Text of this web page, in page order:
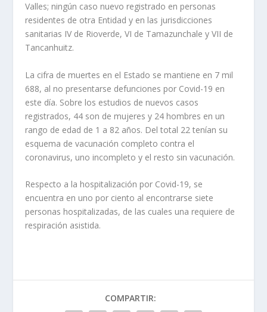
Valles; ningún caso nuevo registrado en personas
residentes de otra Entidad y en las jurisdicciones
sanitarias IV de Rioverde, VI de Tamazunchale y VII de
Tancanhuitz.
La cifra de muertes en el Estado se mantiene en 7 mil
688, al no presentarse defunciones por Covid-19 en
este día. Sobre los estudios de nuevos casos
registrados, 44 son de mujeres y 24 hombres en un
rango de edad de 1 a 82 años. Del total 22 tenían su
esquema de vacunación completo contra el
coronavirus, uno incompleto y el resto sin vacunación.
Respecto a la hospitalización por Covid-19, se
encuentra en uno por ciento al encontrarse siete
personas hospitalizadas, de las cuales una requiere de
respiración asistida.
COMPARTIR: